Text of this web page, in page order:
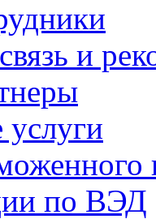
и
по ВЭД